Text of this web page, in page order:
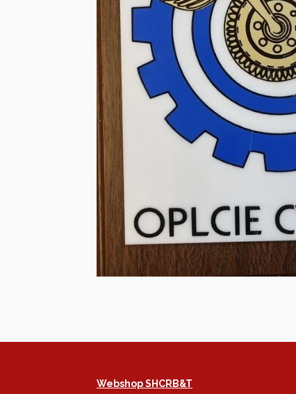
Webshop SHCRB&T